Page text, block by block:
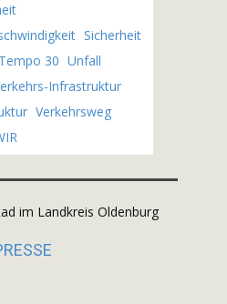
Sicherheit
Tempo 30 Unfall
Infrastruktur
Verkehrsweg
im Landkreis Oldenburg